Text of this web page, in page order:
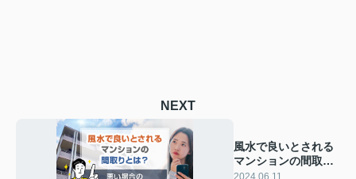
NEXT
風水で良いとされる
マンションの間取り
とは？悪い場合の対
2024.06.11